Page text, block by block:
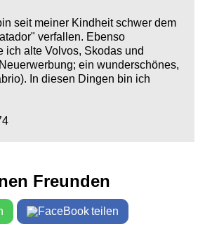
seit meiner Kindheit schwer dem
verfallen. Ebenso
ich alte Volvos, Skodas und
ein wunderschönes,
In diesen Dingen bin ich
Freunden
teilen